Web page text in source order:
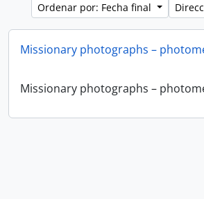
Ordenar por: Fecha final
Missionary photographs –
Missionary photographs –